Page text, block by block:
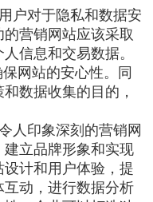
户对于隐私和数据安
营销网站应该采取
信息和交易数据。
网站的安心性。同
数据收集的目的，
人印象深刻的营销网
立品牌形象和实现
计和用户体验，提
动，进行数据分析